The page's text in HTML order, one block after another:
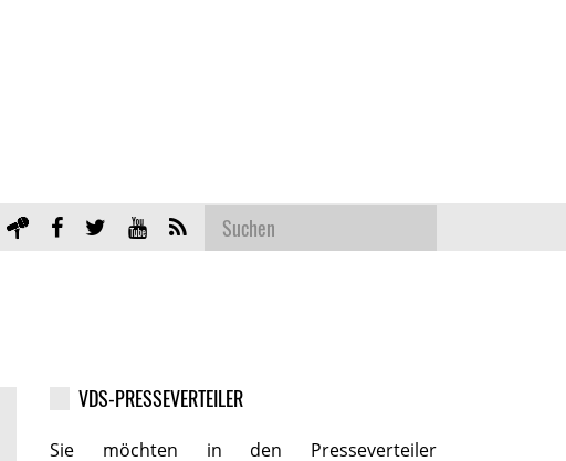
VDS-PRESSEVERTEILER
Sie möchten in den Presseverteiler